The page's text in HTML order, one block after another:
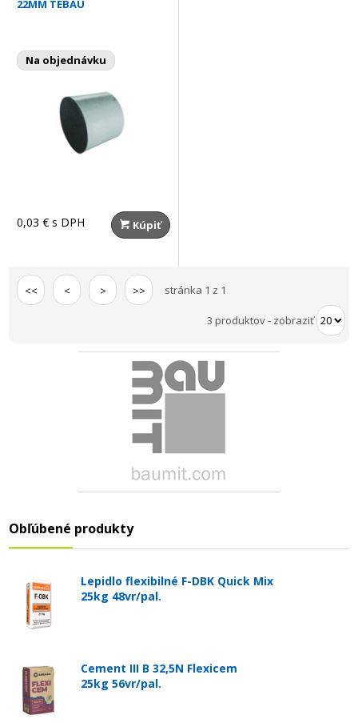
22MM TEBAU
Na objednávku
0,03 €s DPH Kúpiť
<< < > >> stránka 1 z 1
3 produktov- zobraziť
Obľúbené produkty
Lepidlo flexibilné F-DBK Quick Mix
25kg 48vr/pal.
Cement III B 32,5N Flexicem
25kg 56vr/pal.